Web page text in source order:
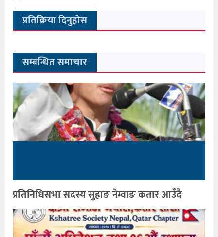
प्रतिक्रिया दिनुहोस
सम्बन्धित समाचार
प्रतिनिधिसभा सदस्य सुहाङ नेम्वाङ कतार आउँदै